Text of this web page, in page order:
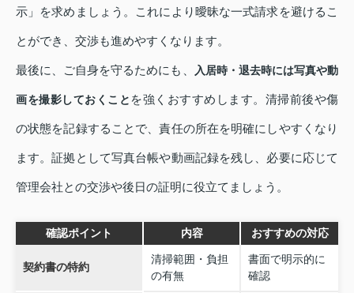
示」を求めましょう。これにより曖昧な一式請求を避けるこ
とができ、交渉も進めやすくなります。
最後に、ご自身を守るためにも、 入居時・退去時には写真や動
画を撮影しておくこと を強くおすすめします。清掃前後や傷
の状態を記録することで、責任の所在を明確にしやすくなり
ます。証拠として写真台帳や動画記録を残し、必要に応じて
管理会社との交渉や後日の証明に役立てましょう。
確認ポイント 内容 おすすめの対応
契約書の特約
清掃範囲・負担
の有無
書面で明示的に
確認